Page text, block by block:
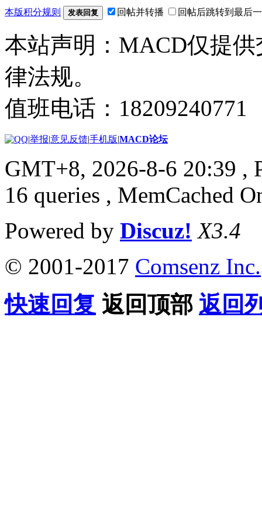
本版积分规则 发表回复 回帖并转播 回帖后跳转到最后
本站声明：MACD仅提
律法规。
值班电话：
|举报|意见反馈|手机版|MACD论坛
GMT+8, 2026-8-6 20:39 ,
16 queries , MemCached
Powered by Discuz! X3.4
© 2001-2017 Comsenz Inc.
快速回复 返回顶部 返回